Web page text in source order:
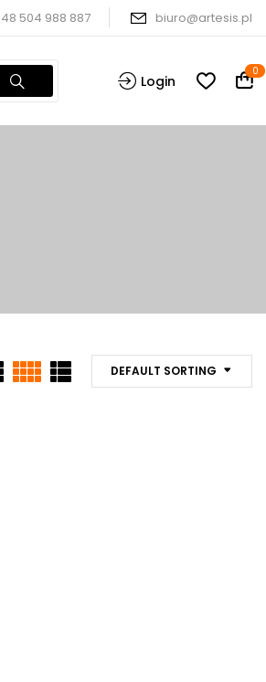
504 988 887 biuro@artesis.pl
Login
0
DEFAULT SORTING